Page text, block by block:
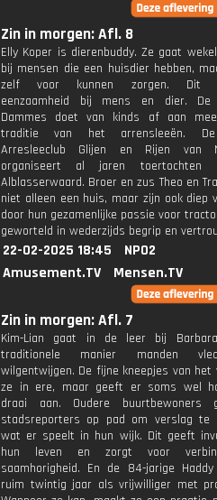
Zin in morgen: Afl. 8
Elly Koper is dierenbuddy. Ze gaat
bij mensen die een huisdier hebben,
zelf voor kunnen zorgen. Dit
eenzaamheid bij mens en dier. De
Dammes doet van kinds af aan
traditie van het arrensleeën.
Arresleeclub Glijen en Rijen van
organiseert al jaren toertochten
Alblasserwaard. Broer en zus Theo en
niet alleen een huis, maar zijn ook diep
door hun gezamenlijke passie voor
geworteld in wederzijds begrip en
22-02-2025 18:45
NPO2
Amusement.TV
Mensen.TV
Zin in morgen: Afl. 7
Kim-Lian gaat in de leer bij
traditionele manier manden
wilgentwijgen. De fijne kneepjes van het
ze in ere, maar geeft er soms wel
draai aan. Oudere buurtbewoners
stadsreporters op pad om verslag te
wat er speelt in hun wijk. Dit geeft
hun leven en zorgt voor
saamhorigheid. En de 84-jarige
ruim twintig jaar als vrijwilliger met